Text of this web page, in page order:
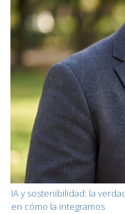
IA y sostenibilidad: la
en cómo la integramos